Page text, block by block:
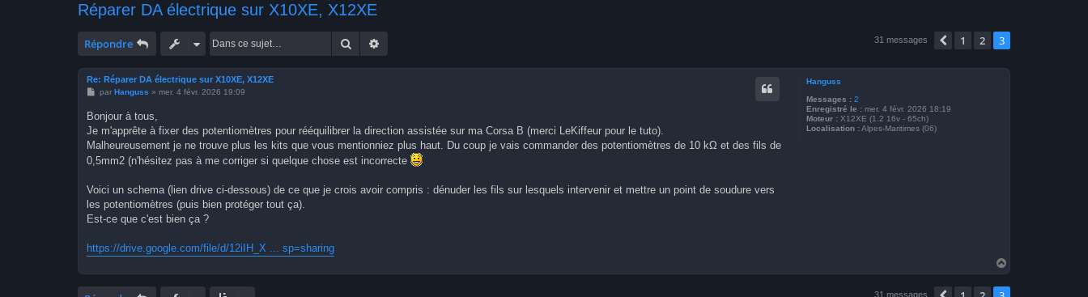
Réparer DA électrique sur X10XE, X12XE
Répondre Rechercher 31 messages Précédente
1 2 3
Hanguss
Messages : 2
Enregistré le : mer. 4 févr. 2026 18:19
Moteur : X12XE (1.2 16v - 65ch)
Localisation :Alpes-Maritimes (06)
Re: Réparer DA électrique sur X10XE, X12XE
M
s
a
e
par Hanguss » mer. 4 févr. 2026 19:09
Bonjour à tous,
Je m'apprête à fixer des potentiomètres pour rééquilibrer la direction assistée sur ma Corsa B (merci LeKiffeur pour le tuto).
Malheureusement je ne trouve plus les kits que vous mentionniez plus haut. Du coup je vais commander des potentiomètres de 10 kΩ et des fils de
0,5mm2 (n'hésitez pas à me corriger si quelque chose est incorrecte
Voici un schema (lien drive ci-dessous) de ce que je crois avoir compris : dénuder les fils sur lesquels intervenir et mettre un point de soudure vers
les potentiomètres (puis bien protéger tout ça).
Est-ce que c'est bien ça ?
https://drive.google.com/file/d/12iIH_X ... sp=sharing
a
u
31 messages